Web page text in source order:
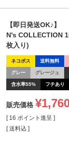
【即日発送OK♪】
N's COLLECTION
枚入り)
ネコポス 送料無料
グレー グレージュ
含水率55% フチあり
販売価格 ¥
[ 16 ポイント進呈 ]
送料込